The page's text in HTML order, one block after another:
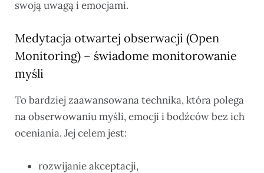
swoją uwagą i emocjami.
Medytacja otwartej obserwacji (Open
Monitoring) – świadome monitorowanie
myśli
To bardziej zaawansowana technika, która polega
na obserwowaniu myśli, emocji i bodźców bez ich
oceniania. Jej celem jest:
rozwijanie akceptacji,